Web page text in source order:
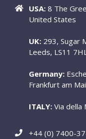
USA: 8 The
United States
UK: 293, Sugar
Leeds, LS11
Germany:
Frankfurt am
ITALY: Via della
+44 (0) 7400-